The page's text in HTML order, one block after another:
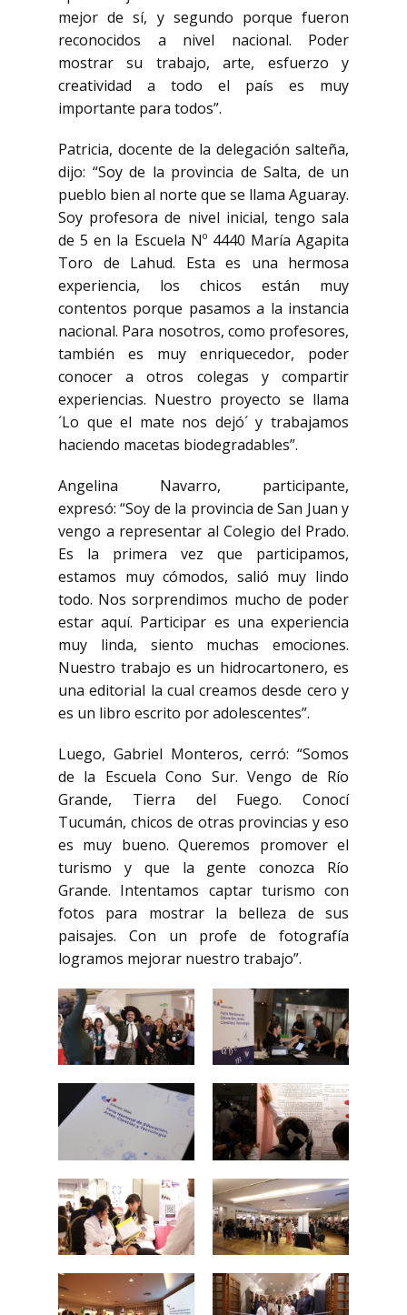
mejor de sí, y segundo porque fueron
reconocidos a nivel nacional. Poder
mostrar su trabajo, arte, esfuerzo y
creatividad a todo el país es muy
importante para todos”.
Patricia, docente de la delegación salteña,
dijo: “Soy de la provincia de Salta, de un
pueblo bien al norte que se llama Aguaray.
Soy profesora de nivel inicial, tengo sala
de 5 en la Escuela Nº 4440 María Agapita
Toro de Lahud. Esta es una hermosa
experiencia, los chicos están muy
contentos porque pasamos a la instancia
nacional. Para nosotros, como profesores,
también es muy enriquecedor, poder
conocer a otros colegas y compartir
experiencias. Nuestro proyecto se llama
´Lo que el mate nos dejó´ y trabajamos
haciendo macetas biodegradables”.
Angelina Navarro, participante,
expresó: “Soy de la provincia de San Juan y
vengo a representar al Colegio del Prado.
Es la primera vez que participamos,
estamos muy cómodos, salió muy lindo
todo. Nos sorprendimos mucho de poder
estar aquí. Participar es una experiencia
muy linda, siento muchas emociones.
Nuestro trabajo es un hidrocartonero, es
una editorial la cual creamos desde cero y
es un libro escrito por adolescentes”.
Luego, Gabriel Monteros, cerró: “Somos
de la Escuela Cono Sur. Vengo de Río
Grande, Tierra del Fuego. Conocí
Tucumán, chicos de otras provincias y eso
es muy bueno. Queremos promover el
turismo y que la gente conozca Río
Grande. Intentamos captar turismo con
fotos para mostrar la belleza de sus
paisajes. Con un profe de fotografía
logramos mejorar nuestro trabajo”.